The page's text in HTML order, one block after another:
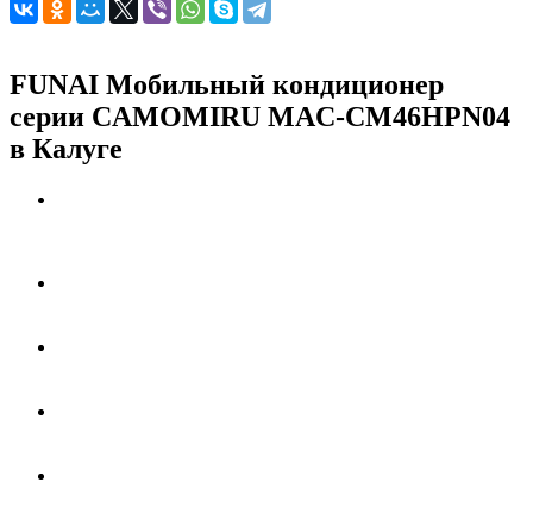
FUNAI Мобильный кондиционер
cерии CAMOMIRU MAC-CM46HPN04
в Калуге